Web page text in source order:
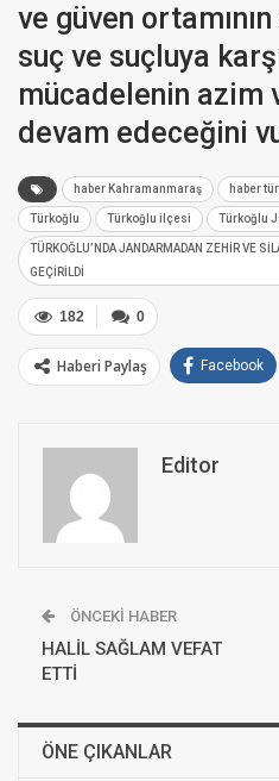
ve güven
suç ve suçluya
mücadelenin azim
devam edeceğini
haber Kahramanmaraş haber
Türkoğlu Türkoğlu ilçesi Türkoğlu
TÜRKOĞLU’NDA JANDARMADAN ZEHİR VE
GEÇİRİLDİ
0
182
Haberi Paylaş Facebook
Editor
ÖNCEKI HABER
HALİL SAĞLAM VEFAT
ETTİ
ÖNE ÇIKANLAR